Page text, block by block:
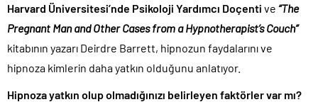
Harvard Üniversitesi’nde Psikoloji Yardımcı Doçenti ve “The
Pregnant Man and Other Cases from a Hypnotherapist’s Couch”
kitabının yazarı Deirdre Barrett, hipnozun faydalarını ve
hipnoza kimlerin daha yatkın olduğunu anlatıyor.
Hipnoza yatkın olup olmadığınızı belirleyen faktörler var mı?